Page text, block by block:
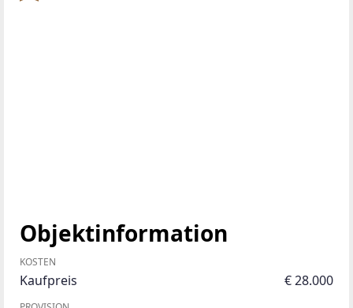
Objektinformation
KOSTEN
Kaufpreis € 28.000